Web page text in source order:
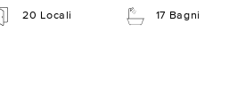
20 Locali 17 Bagni